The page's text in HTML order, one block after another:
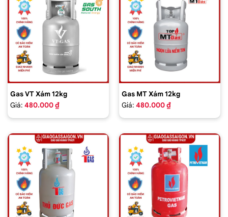
Gas VT Xám 12kg
Giá: 480.000 ₫
Gas MT Xám 12kg
Giá: 480.000 ₫